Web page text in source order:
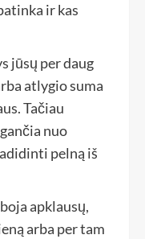
ir kas
jūsų per daug
atlygio suma
Tačiau
nuo
pelną iš
apklausų,
arba per tam